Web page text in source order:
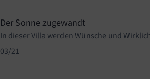
Der Sonne zugewandt
In dieser Villa werden Wünsche und
03/21